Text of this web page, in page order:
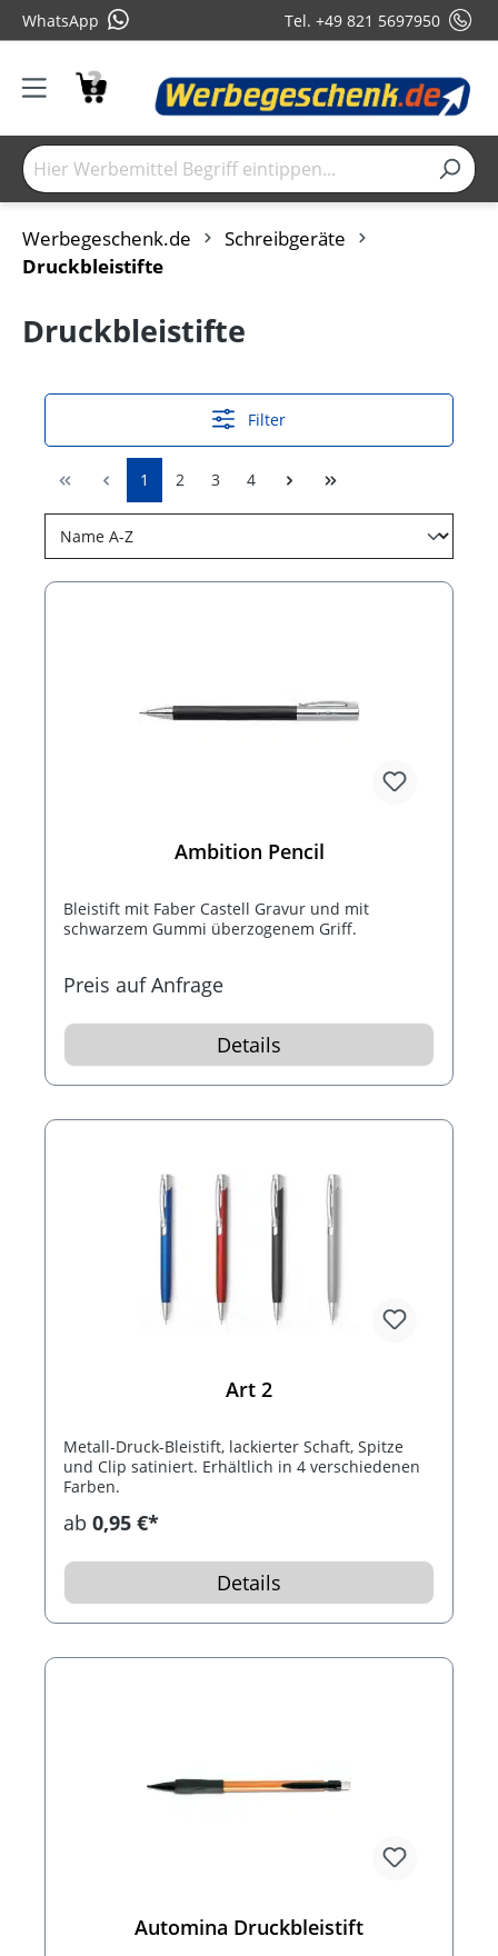
WhatsApp Tel. +49 821 5697950
Werbegeschenk.de
Schreibgeräte
Druckbleistifte
Druckbleistifte
Filter
1 2 3 4
Ambition Pencil
Bleistift mit Faber Castell Gravur und mit
schwarzem Gummi überzogenem Griff.
Preis auf Anfrage
Details
Art 2
Metall-Druck-Bleistift, lackierter Schaft, Spitze
und Clip satiniert. Erhältlich in 4 verschiedenen
Farben.
ab 0,95 €*
Details
Automina Druckbleistift